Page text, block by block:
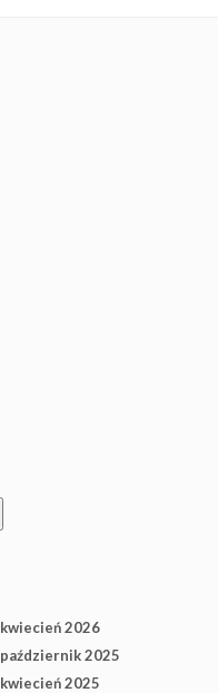
kwiecień 2026
październik 2025
kwiecień 2025